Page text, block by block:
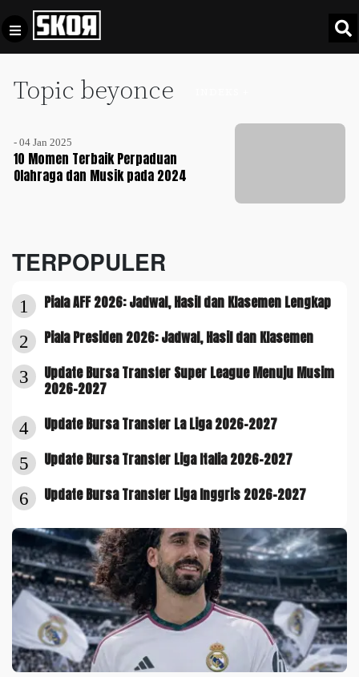
Topic beyonce
- 04 Jan 2025
10 Momen Terbaik Perpaduan
Olahraga dan Musik pada 2024
TERPOPULER
1 Piala AFF 2026: Jadwal, Hasil dan Klasemen Lengkap
2 Piala Presiden 2026: Jadwal, Hasil dan Klasemen
3
Update Bursa Transfer Super League Menuju Musim
2026-2027
4 Update Bursa Transfer La Liga 2026-2027
5 Update Bursa Transfer Liga Italia 2026-2027
6 Update Bursa Transfer Liga Inggris 2026-2027
Football +
Culture
Indonesia
SKOR
SPECIAL
Video
Privacy
Pedoman
Pemberitaan
Media
Tentang